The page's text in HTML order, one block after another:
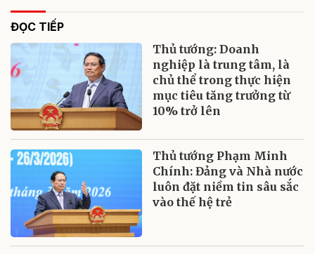
ĐỌC TIẾP
Thủ tướng: Doanh
nghiệp là trung tâm, là
chủ thể trong thực hiện
mục tiêu tăng trưởng từ
10% trở lên
Thủ tướng Phạm Minh
Chính: Đảng và Nhà nước
luôn đặt niềm tin sâu sắc
vào thế hệ trẻ